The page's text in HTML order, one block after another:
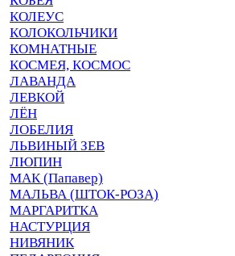
КОЛЕУС
КОЛОКОЛЬЧИКИ
КОМНАТНЫЕ
КОСМЕЯ, КОСМОС
ЛАВАНДА
ЛЕВКОЙ
ЛЁН
ЛОБЕЛИЯ
ЛЬВИНЫЙ ЗЕВ
ЛЮПИН
МАК (Папавер)
МАЛЬВА (ШТОК-РОЗА)
МАРГАРИТКА
НАСТУРЦИЯ
НИВЯНИК